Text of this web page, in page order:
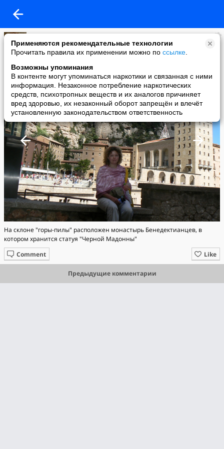
Применяются рекомендательные технологии
Прочитать правила их применении можно по ссылке
Возможны упоминания
В контенте могут упоминаться наркотики и связанная с ними
информация. Незаконное потребление наркотических
средств, психотропных веществ и их аналогов причиняет
вред здоровью, их незаконный оборот запрещён и влечёт
установленную законодательством ответственность
Елена Журавлёва
added a photo
08 Jan в 00:27
На склоне "горы-пилы" расположен монастырь Бенедектианцев, в
котором хранится статуя "Черной Мадонны"
Like
Comment
Предыдущие комментарии